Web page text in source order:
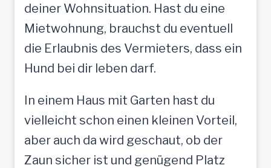
deiner Wohnsituation. Hast du eine
Mietwohnung, brauchst du eventuell
die Erlaubnis des Vermieters, dass ein
Hund bei dir leben darf.
In einem Haus mit Garten hast du
vielleicht schon einen kleinen Vorteil,
aber auch da wird geschaut, ob der
Zaun sicher ist und genügend Platz